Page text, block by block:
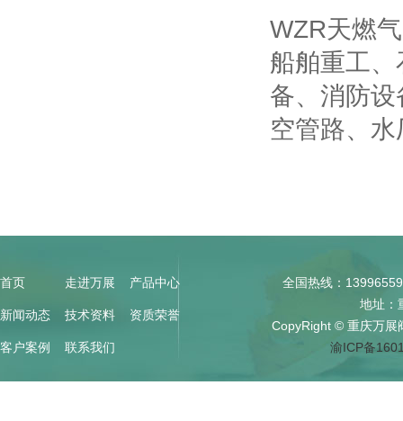
WZR天燃
船舶重工
备、消防
空管路、
首页 走进万展 产品中心
新闻动态 技术资料 资质荣誉
客户案例 联系我们
全国热线：
地址：
CopyRight © 重庆万
渝ICP备